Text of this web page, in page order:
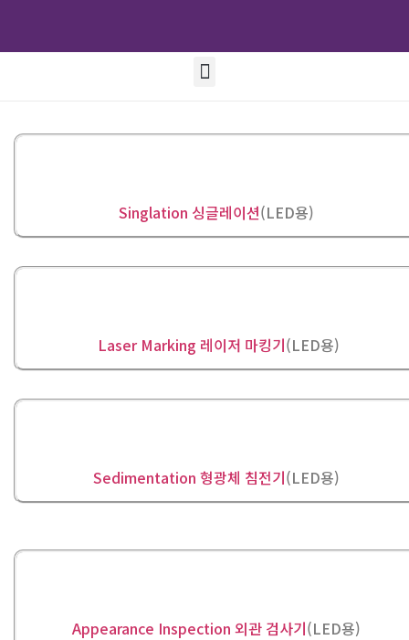
Singlation 싱글레이션(LED용)
Laser Marking 레이저 마킹기(LED용)
Sedimentation 형광체 침전기(LED용)
Appearance Inspection 외관 검사기(LED용)